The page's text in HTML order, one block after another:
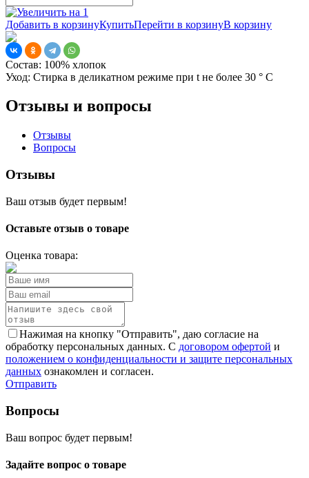
Добавить в корзинуКупитьПерейти в корзинуВ корзину
Состав: 100% хлопок
Уход: Стирка в деликатном режиме при t не более 30 ° С
Отзывы и вопросы
Отзывы
Вопросы
Отзывы
Ваш отзыв будет первым!
Оставьте отзыв о товаре
Оценка товара:
Нажимая на кнопку "Отправить", даю согласие на
обработку персональных данных. С договором офертой и
положением о конфиденциальности и защите персональных
данных ознакомлен и согласен.
Отправить
Вопросы
Ваш вопрос будет первым!
Задайте вопрос о товаре